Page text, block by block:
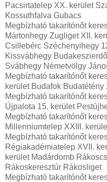
Pacsirtatelep XX. kerület
Kossuthfalva Gubacs
Megbízható takarítónőt
Mártonhegy Zugliget XII.
Csillebérc Széchenyihegy
Kissvábhegy
Svábhegy Németvölgy
Megbízható takarítónőt
kerület Budafok
Megbízható takarítónőt
Újpalota 15. kerület
Megbízható takarítónőt
Millenniumtelep XXIII.
Megbízható takarítónőt
Régiakadémiatelep XVII.
kerület Madárdomb
Rákoskeresztúr Rákosliget
Megbízható takarítónőt